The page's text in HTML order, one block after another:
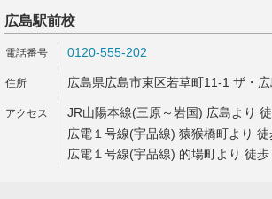
広島駅前校
0120-555-202
広島県広島市東区若草町11-1 ザ・
JR山陽本線(三原～岩国) 広島より
広電１号線(宇品線) 猿猴橋町より
広電１号線(宇品線) 的場町より 徒